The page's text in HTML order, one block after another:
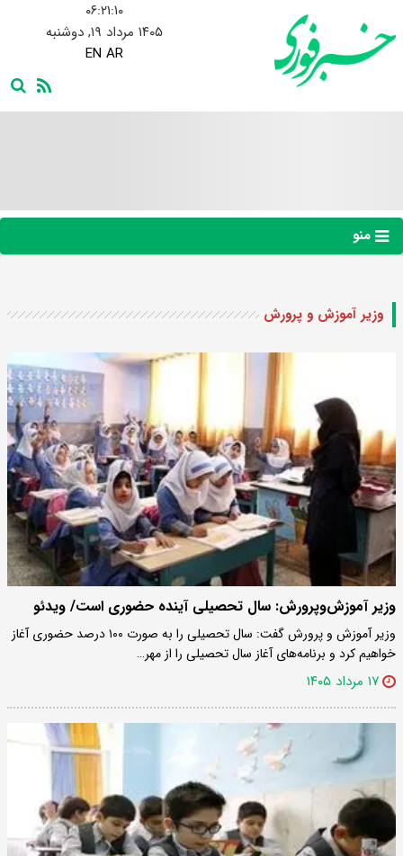
۰۶:۲۱:۱۱
۱۴۰۵ مرداد ۱۹, دوشنبه
EN AR
منو
وزیر آموزش و پرورش
وزیر آموزش‌وپرورش: سال تحصیلی آینده حضوری است/ ویدئو
وزیر آموزش و پرورش گفت: سال تحصیلی را به صورت ۱۰۰ درصد حضوری آغاز
خواهیم کرد و برنامه‌های آغاز سال تحصیلی را از مهر…
۱۷ مرداد ۱۴۰۵